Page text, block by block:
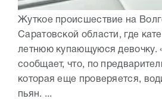
Жуткое происшествие на
Саратовской области, где
летнюю купающуюся девочку.
сообщает, что, по
которая еще проверяется,
пьян. ...